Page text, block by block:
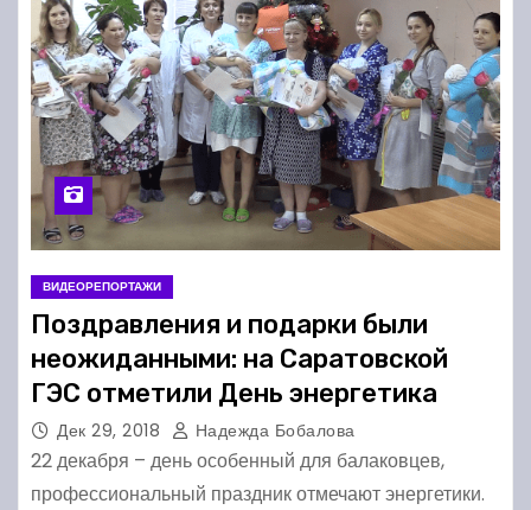
ВИДЕОРЕПОРТАЖИ
Поздравления и подарки были
неожиданными: на Саратовской
ГЭС отметили День энергетика
Дек 29, 2018 Надежда Бобалова
22 декабря – день особенный для балаковцев,
профессиональный праздник отмечают энергетики.